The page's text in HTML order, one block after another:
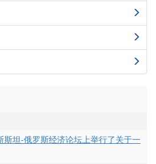
坦-俄罗斯经济论坛上举行了关于一